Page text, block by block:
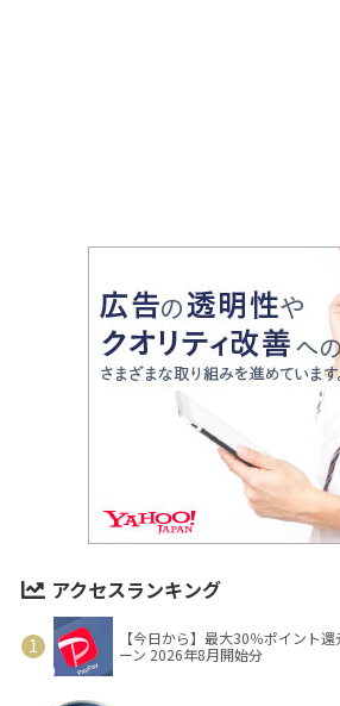
アクセスランキング
【今日から】最大30％ポイント
ーン 2026年8月開始分